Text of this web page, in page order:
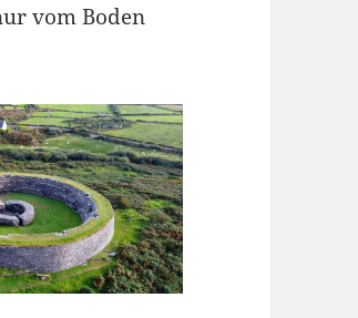
vom Boden